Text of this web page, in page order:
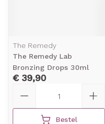
The Remedy
The Remedy Lab
Bronzing Drops 30ml
€ 39,90
Bestel